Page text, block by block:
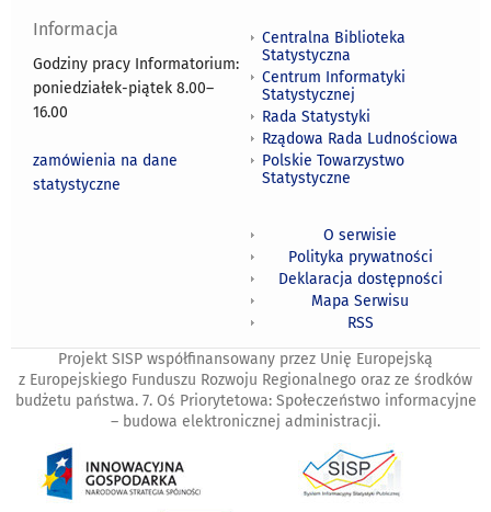
Informacja
Godziny pracy Informatorium:
poniedziałek-piątek 8.00–
16.00
zamówienia na dane
statystyczne
Centralna Biblioteka
Statystyczna
Centrum Informatyki
Statystycznej
Rada Statystyki
Rządowa Rada Ludnościowa
Polskie Towarzystwo
Statystyczne
O serwisie
Polityka prywatności
Deklaracja dostępności
Mapa Serwisu
RSS
Projekt SISP współfinansowany przez Unię Europejską
z Europejskiego Funduszu Rozwoju Regionalnego oraz ze środków
budżetu państwa. 7. Oś Priorytetowa: Społeczeństwo informacyjne
– budowa elektronicznej administracji.